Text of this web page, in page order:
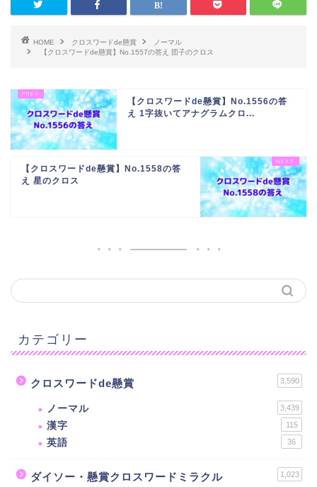
HOME クロスワードde懸賞
ノーマル
【クロスワードde懸賞】No.1557の答え 団子のクロス
【クロスワードde懸賞】No.1556の答
え 1字抜いてアナグラムクロ...
【クロスワードde懸賞】No.1558の答
え 星のクロス
カテゴリー
クロスワードde懸賞 3,590
ノーマル 3,439
漢字 115
英語 36
ダイソー・懸賞クロスワードミラクル 1,023